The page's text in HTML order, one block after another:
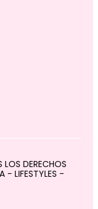
LOS DERECHOS
- LIFESTYLES -